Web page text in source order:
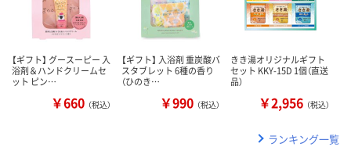
【ギフト】 グースーピー 入
浴剤＆ハンドクリームセ
ット ピン…
￥660 （税込）
【ギフト】 入浴剤 重炭酸バ
スタブレット 6種の香り
（ひのき…
￥990 （税込）
きき湯オリジナルギフト
セット KKY-15D 1個（直送
品）
￥2,956 （税込）
ランキング一覧